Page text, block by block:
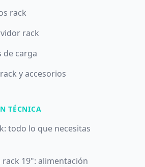
rack
rack
de carga
y accesorios
TÉCNICA
todo lo que necesitas
rack 19": alimentación